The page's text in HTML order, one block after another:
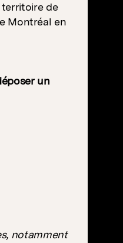
territoire de
Montréal en
un
notamment